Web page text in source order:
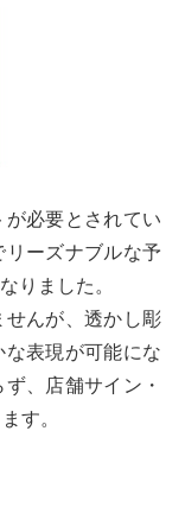
必要とされてい
ーズナブルな予
りました。
んが、透かし彫
な表現が可能にな
、店舗サイン・
す。